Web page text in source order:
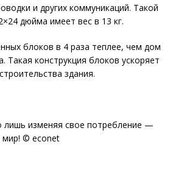
и других коммуникаций. Такой
дюйма имеет вес в 13 кг.
блоков в 4 раза теплее, чем дом
Такая конструкция блоков ускоряет
здания.
лишь изменяя свое потребление —
мир! © econet